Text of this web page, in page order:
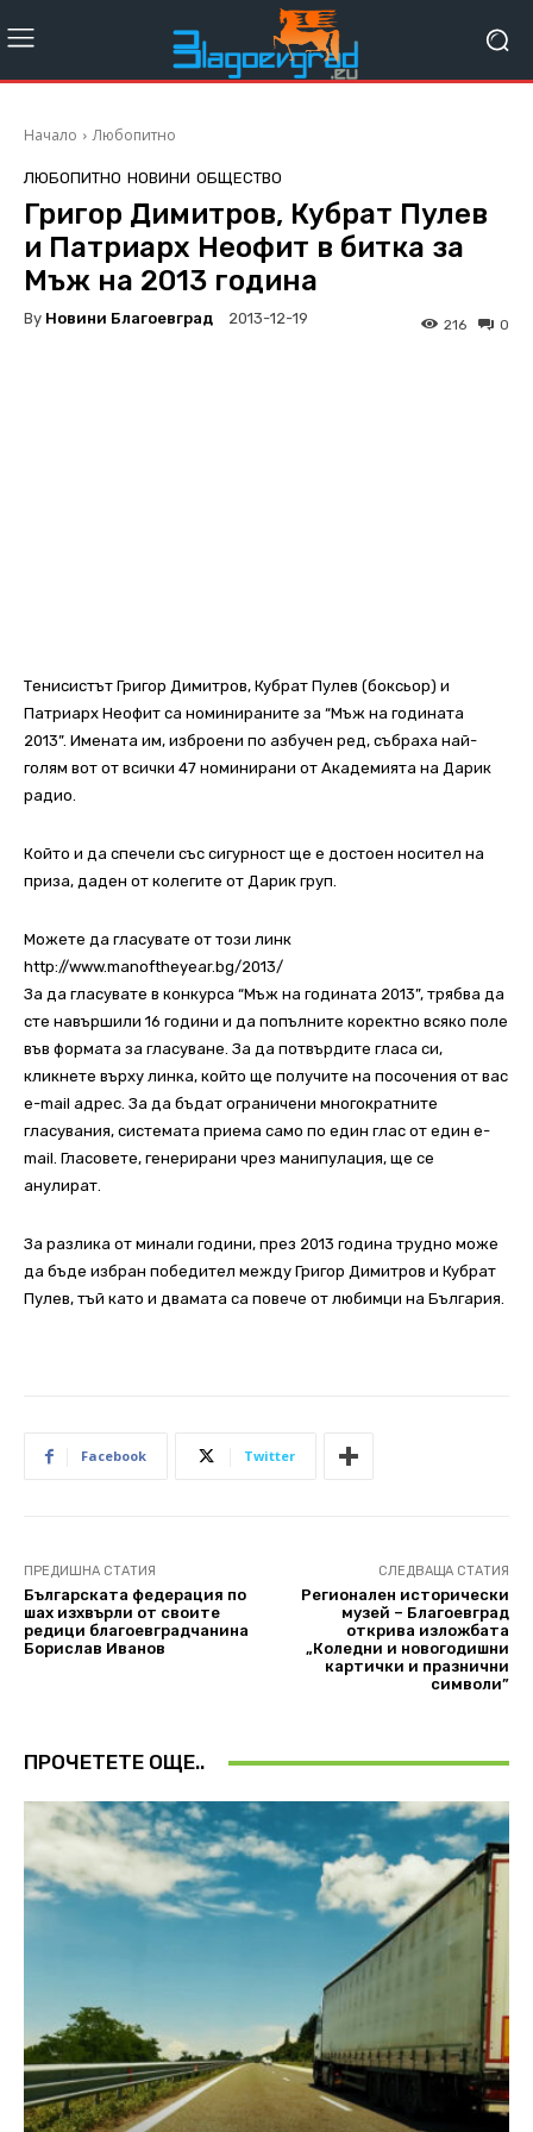
Начало Любопитно
ЛЮБОПИТНО НОВИНИ ОБЩЕСТВО
Григор Димитров, Кубрат Пулев
и Патриарх Неофит в битка за
Мъж на 2013 година
By Новини Благоевград 2013-12-19 0
216
Тенисистът Григор Димитров, Кубрат Пулев (боксьор) и
Патриарх Неофит са номинираните за “Мъж на годината
2013”. Имената им, изброени по азбучен ред, събраха най-
голям вот от всички 47 номинирани от Академията на Дарик
радио.
Който и да спечели със сигурност ще е достоен носител на
приза, даден от колегите от Дарик груп.
Можете да гласувате от този линк
http://www.manoftheyear.bg/2013/
За да гласувате в конкурса “Мъж на годината 2013”, трябва да
сте навършили 16 години и да попълните коректно всяко поле
във формата за гласуване. За да потвърдите гласа си,
кликнете върху линка, който ще получите на посочения от вас
e-mail адрес. За да бъдат ограничени многократните
гласувания, системата приема само по един глас от един e-
mail. Гласовете, генерирани чрез манипулация, ще се
анулират.
За разлика от минали години, през 2013 година трудно може
да бъде избран победител между Григор Димитров и Кубрат
Пулев, тъй като и двамата са повече от любимци на България.
Facebook Twitter
ПРЕДИШНА СТАТИЯ
Българската федерация по
шах изхвърли от своите
редици благоевградчанина
Борислав Иванов
СЛЕДВАЩА СТАТИЯ
Регионален исторически
музей – Благоевград
открива изложбата
„Коледни и новогодишни
картички и празнични
символи”
ПРОЧЕТЕТЕ ОЩЕ..